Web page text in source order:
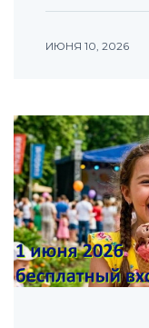
ИЮНЯ 10, 2026